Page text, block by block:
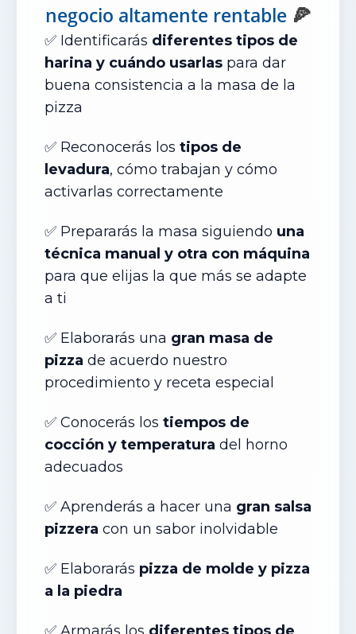
negocio altamente rentable 🍕
✅ Identificarás diferentes tipos de
harina y cuándo usarlas para dar
buena consistencia a la masa de la
pizza
✅ Reconocerás los tipos de
levadura, cómo trabajan y cómo
activarlas correctamente
✅ Prepararás la masa siguiendo una
técnica manual y otra con máquina
para que elijas la que más se adapte
a ti
✅ Elaborarás una gran masa de
pizza de acuerdo nuestro
procedimiento y receta especial
✅ Conocerás los tiempos de
cocción y temperatura del horno
adecuados
✅ Aprenderás a hacer una gran salsa
pizzera con un sabor inolvidable
✅ Elaborarás pizza de molde y pizza
a la piedra